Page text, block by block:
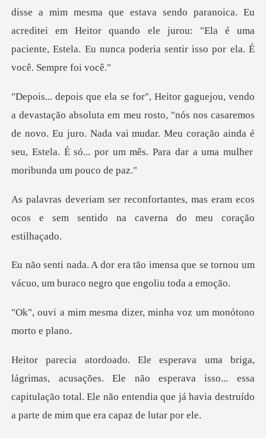
disse a mim mesma que estava s
meu rosto, "nós nos casaremos
de novo. Eu juro. Nada vai mudar. Meu coração ainda é
es, mas eram ecos
ocos e sem sentido
ensa que se tornou um
vácuo, um bur
dizer, minha voz um m
s. Ele não esperava isso... essa
capitulação total. Ele não entendia